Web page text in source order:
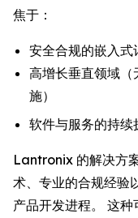
焦于：
安全合规的嵌入式
高增长垂直领域
施）
软件与服务的持续
Lantronix 的解决方
术、专业的合规经验
产品开发进程。 这